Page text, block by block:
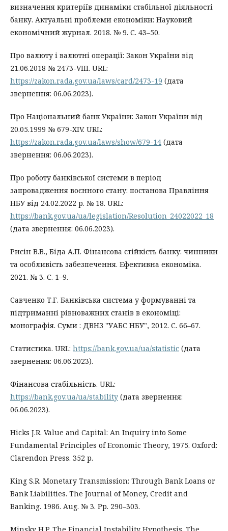
визначення критеріїв динаміки стабільної діяльності
банку. Актуальні проблеми економіки: Науковий
економічний журнал. 2018. № 9. С. 43–50.
Про валюту і валютні операції: Закон України від
21.06.2018 № 2473-VIII. URL:
https://zakon.rada.gov.ua/laws/card/2473-19 (дата
звернення: 06.06.2023).
Про Національний банк України: Закон України від
20.05.1999 № 679-XIV. URL:
https://zakon.rada.gov.ua/laws/show/679-14 (дата
звернення: 06.06.2023).
Про роботу банківської системи в період
запровадження воєнного стану: постанова Правління
НБУ від 24.02.2022 р. № 18. URL:
https://bank.gov.ua/ua/legislation/Resolution_24022022_18
(дата звернення: 06.06.2023).
Рисін В.В., Біда А.П. Фінансова стійкість банку: чинники
та особливість забезпечення. Ефективна економіка.
2021. № 3. С. 1–9.
Савченко Т.Г. Банківська система у формуванні та
підтриманні рівноважних станів в економіці:
монографія. Суми : ДВНЗ "УАБС НБУ", 2012. С. 66–67.
Статистика. URL: https://bank.gov.ua/ua/statistic (дата
звернення: 06.06.2023).
Фінансова стабільність. URL:
https://bank.gov.ua/ua/stability (дата звернення:
06.06.2023).
Hicks J.R. Value and Capital: An Inquiry into Some
Fundamental Principles of Economic Theory, 1975. Oxford:
Clarendon Press. 352 р.
King S.R. Monetary Transmission: Through Bank Loans or
Bank Liabilities. The Journal of Money, Credit and
Banking. 1986. Aug. № 3. Рp. 290–303.